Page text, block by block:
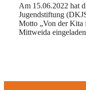
Am 15.06.2022 hat
Jugendstiftung
Motto „Von der Kita
Mittweida